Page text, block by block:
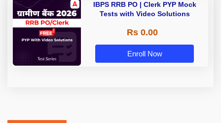
IBPS RRB PO | Clerk PYP Mock
Tests with Video Solutions
Rs 0.00
Enroll Now